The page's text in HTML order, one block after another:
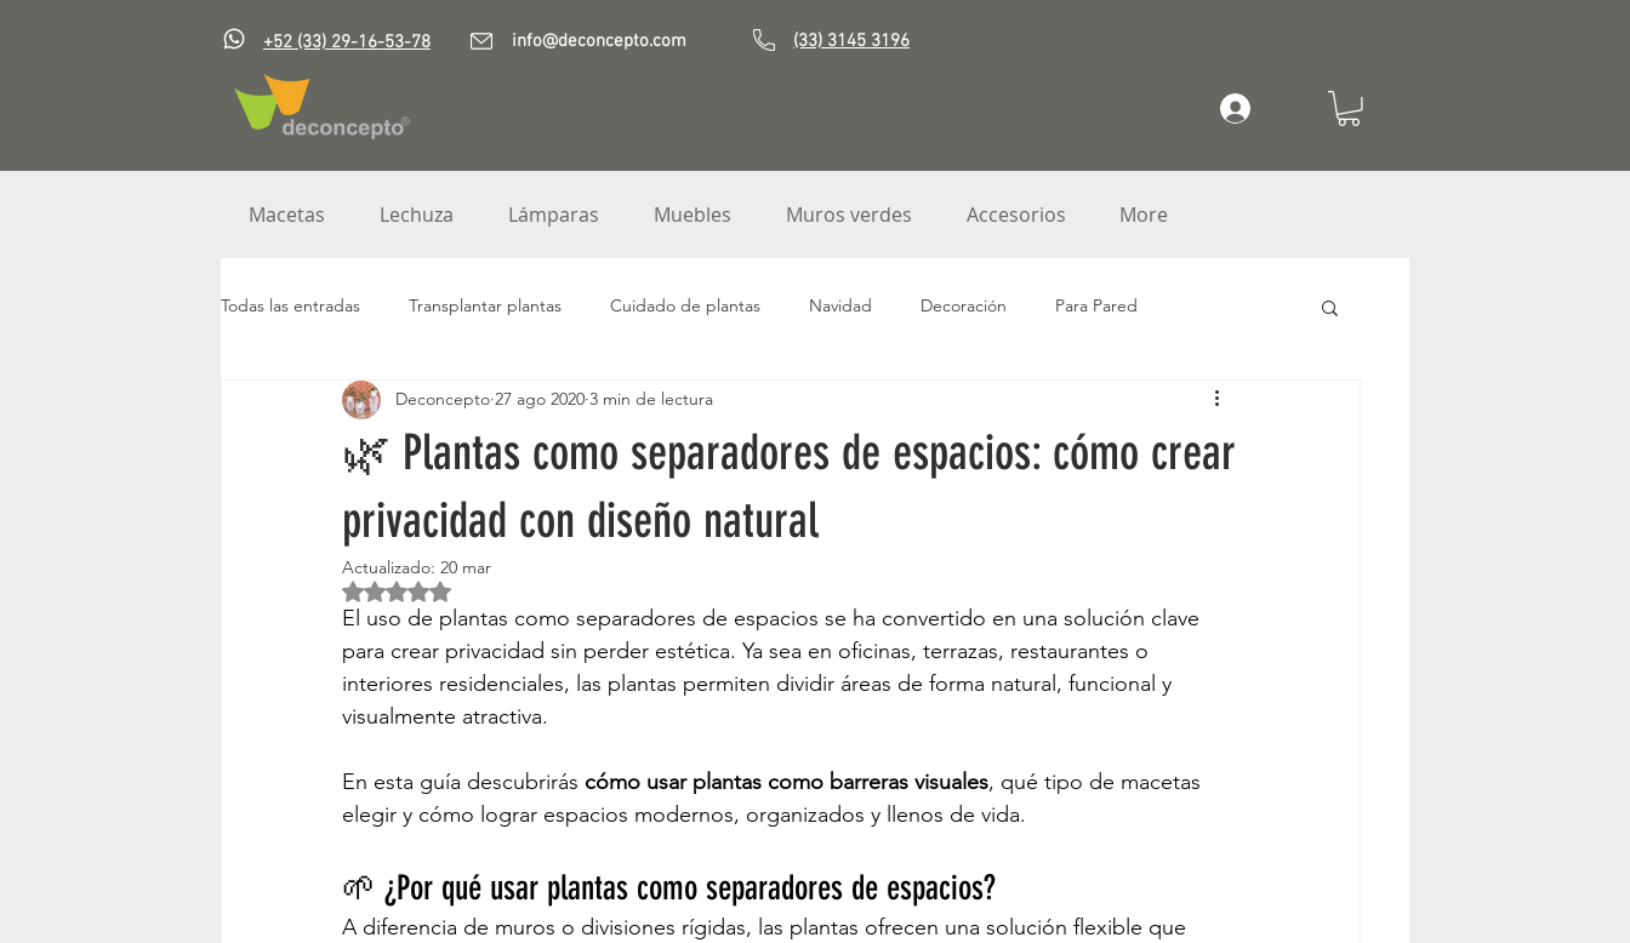
+52 (33) 29-16-53-78 info@deconcepto.com (33) 3145 3196
Mi cuenta
Macetas Lechuza Lámparas Muebles Muros verdes Accesorios More
Todas las entradas Transplantar plantas Cuidado de plantas Navidad Decoración Para Pared
Plantas artificiales Muebles de Fibra de Vidrio Macetas de jardín Macetas colgantes
Noche buenas Decoración terrazas Macetas terrazas
Maceteros Gigantes
Macetas Iluminadas Plato Base Macetas de autorriego Macetas Macetas gigantes Macetas grandes
Diseño de Exteriores Decoración Terrazas
🌿 Plantas como separadores de espacios: cómo crear
privacidad con diseño natural
Deconcepto 27 ago 2020 3 min de lectura
Actualizado: 20 mar
Obtuvo NaN de 5 estrellas.
El uso de plantas como separadores de espacios se ha convertido en una solución clave
para crear privacidad sin perder estética. Ya sea en oficinas, terrazas, restaurantes o
interiores residenciales, las plantas permiten dividir áreas de forma natural, funcional y
visualmente atractiva.
En esta guía descubrirás cómo usar plantas como barreras visuales, qué tipo de macetas
elegir y cómo lograr espacios modernos, organizados y llenos de vida.
🌱 ¿Por qué usar plantas como separadores de espacios?
A diferencia de muros o divisiones rígidas, las plantas ofrecen una solución flexible que